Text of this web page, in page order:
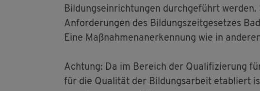
Bil­dungs­ein­rich­tun­gen durch­ge­führt
An­for­de­run­gen des Bil­dungs­zeit­ge­set­zes
Eine Maß­nah­men­an­er­ken­nung wie in
Ach­tung: Da im Be­reich der Qua­li­fi­zie­rung
für die Qua­li­tät der Bil­dungs­ar­beit eta­bliert